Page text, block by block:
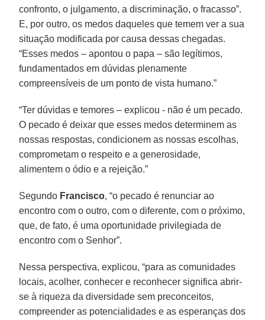
confronto, o julgamento, a discriminação, o fracasso”.
E, por outro, os medos daqueles que temem ver a sua
situação modificada por causa dessas chegadas.
“Esses medos – apontou o papa – são legítimos,
fundamentados em dúvidas plenamente
compreensíveis de um ponto de vista humano.”
“Ter dúvidas e temores – explicou - não é um pecado.
O pecado é deixar que esses medos determinem as
nossas respostas, condicionem as nossas escolhas,
comprometam o respeito e a generosidade,
alimentem o ódio e a rejeição.”
Segundo Francisco, “o pecado é renunciar ao
encontro com o outro, com o diferente, com o próximo,
que, de fato, é uma oportunidade privilegiada de
encontro com o Senhor”.
Nessa perspectiva, explicou, “para as comunidades
locais, acolher, conhecer e reconhecer significa abrir-
se à riqueza da diversidade sem preconceitos,
compreender as potencialidades e as esperanças dos